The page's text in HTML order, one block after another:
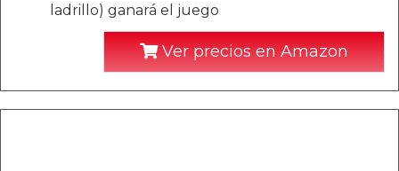
ladrillo) ganará el juego
Ver precios en Amazon